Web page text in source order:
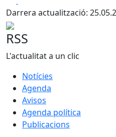
Darrera actualització:
RSS
L'actualitat a un clic
Notícies
Agenda
Avisos
Agenda política
Publicacions